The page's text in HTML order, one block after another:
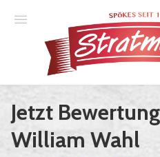
Essener Ehrendoktor
Unsere Komödien
Jetzt
William Wahl